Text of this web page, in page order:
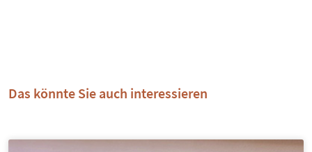
Das könnte Sie auch interessieren